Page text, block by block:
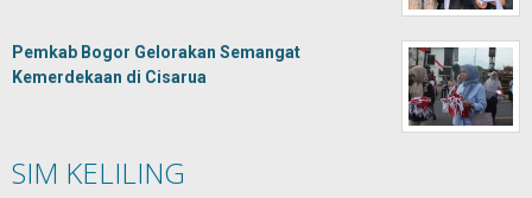
Pemkab Bogor Gelorakan Semangat
Kemerdekaan di Cisarua
SIM KELILING